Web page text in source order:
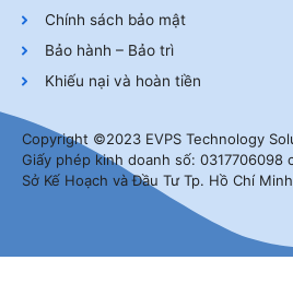
Chính sách bảo mật
Bảo hành – Bảo trì
Khiếu nại và hoàn tiền
Copyright ©2023 EVPS Technology
Giấy phép kinh doanh số: 0317706098
Sở Kế Hoạch và Đầu Tư Tp. Hồ Chí Minh